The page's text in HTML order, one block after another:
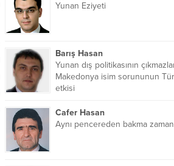
Yunan Eziyeti
Barış Hasan
Yunan dış politikasının
Makedonya isim sorununun
etkisi
Cafer Hasan
Aynı pencereden bakma